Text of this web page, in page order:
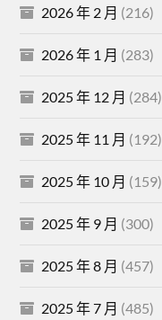
2026 年 2 月 (216)
2026 年 1 月 (283)
2025 年 12 月 (284)
2025 年 11 月 (192)
2025 年 10 月 (159)
2025 年 9 月 (300)
2025 年 8 月 (457)
2025 年 7 月 (485)